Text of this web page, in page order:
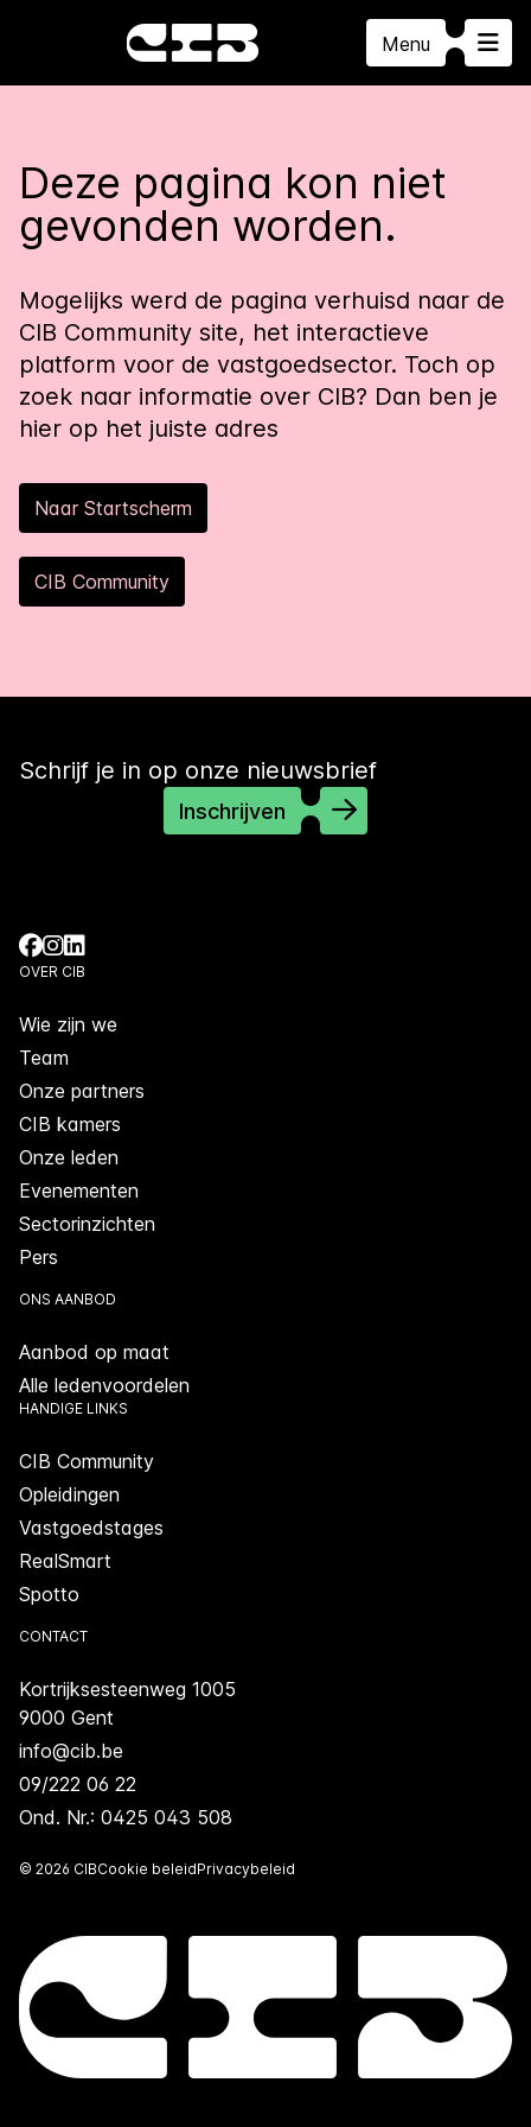
Menu
Deze pagina kon niet
gevonden worden.
Mogelijks werd de pagina verhuisd naar de
CIB Community site, het interactieve
platform voor de vastgoedsector. Toch op
zoek naar informatie over CIB? Dan ben je
hier op het juiste adres
Naar Startscherm
CIB Community
Schrijf je in op onze nieuwsbrief
Inschrijven
OVER CIB
Wie zijn we
Team
Onze partners
CIB kamers
Onze leden
Evenementen
Sectorinzichten
Pers
ONS AANBOD
Aanbod op maat
Alle ledenvoordelen
HANDIGE LINKS
CIB Community
Opleidingen
Vastgoedstages
RealSmart
Spotto
CONTACT
Kortrijksesteenweg 1005
9000 Gent
info@cib.be
09/222 06 22
Ond. Nr.: 0425 043 508
© 2026 CIBCookie beleidPrivacybeleid